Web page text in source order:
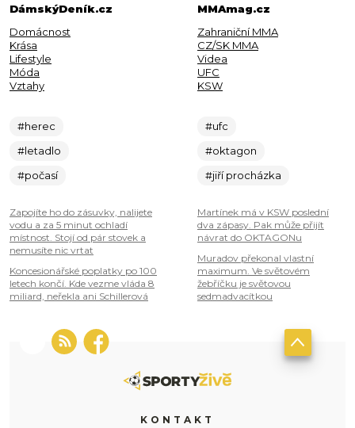
DámskýDeník.cz
Domácnost
Krása
Lifestyle
Móda
Vztahy
#herec
#letadlo
#počasí
Zapojíte ho do zásuvky, nalijete
vodu a za 5 minut ochladí
místnost. Stojí od pár stovek a
nemusíte nic vrtat
Koncesionářské poplatky po 100
letech končí. Kde vezme vláda 8
miliard, neřekla ani Schillerová
MMAmag.cz
Zahraniční MMA
CZ/SK MMA
Videa
UFC
KSW
#ufc
#oktagon
#jiří procházka
Martínek má v KSW poslední
dva zápasy. Pak může přijít
návrat do OKTAGONu
Muradov překonal vlastní
maximum. Ve světovém
žebříčku je světovou
sedmadvacítkou
KONTAKT